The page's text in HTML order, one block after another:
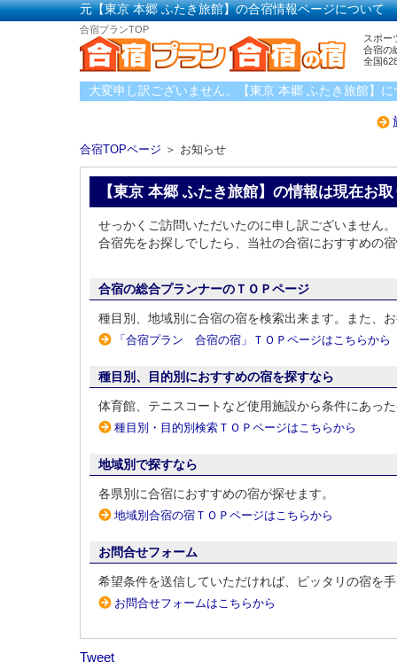
元【東京 本郷 ふたき旅館】の合宿情報ページについて
合宿プランTOP
スポー
合宿の
全国
大変申し訳ございません。【東京 本郷 ふたき旅館】
合宿TOPページ ＞ お知らせ
【東京 本郷 ふたき旅館】の情報は現在お
せっかくご訪問いただいたのに申し訳ございません。
合宿先をお探しでしたら、当社の合宿におすすめの
合宿の総合プランナーのＴＯＰページ
種目別、地域別に合宿の宿を検索出来ます。また、
「合宿プラン 合宿の宿」ＴＯＰページはこちらから
種目別、目的別におすすめの宿を探すなら
体育館、テニスコートなど使用施設から条件にあっ
種目別・目的別検索ＴＯＰページはこちらから
地域別で探すなら
各県別に合宿におすすめの宿が探せます。
地域別合宿の宿ＴＯＰページはこちらから
お問合せフォーム
希望条件を送信していただければ、ピッタリの宿を
お問合せフォームはこちらから
Tweet